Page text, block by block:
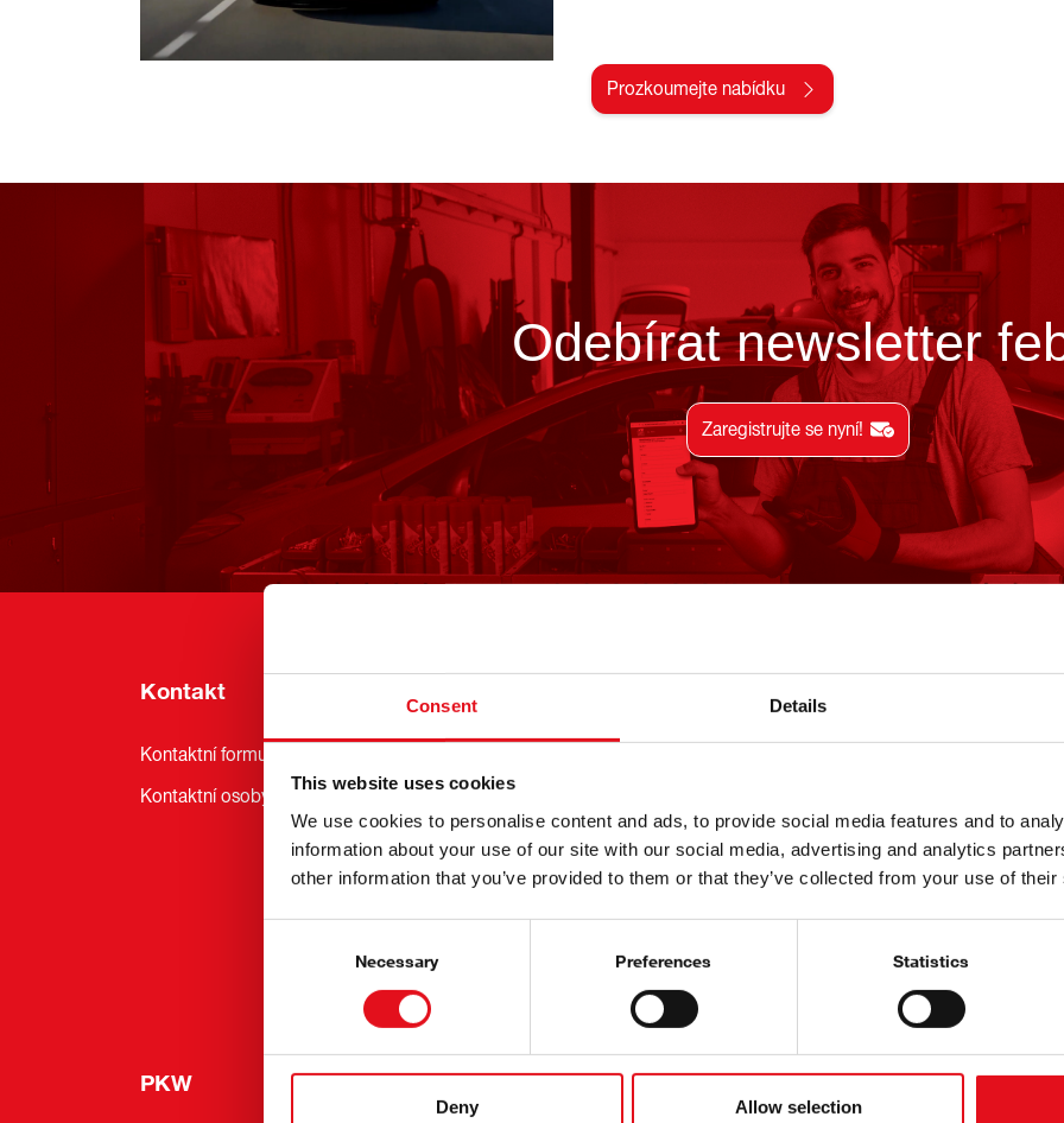
Consent Details
This website uses cookies
We use cookies to personalise content and ads, to provide social media features and to
information about your use of our site with our social media, advertising and analytics
other information that you’ve provided to them or that they’ve collected from your use of
Necessary Preferences Statistics
Deny Allow selection
Prozkoumejte nabídku
Odebírat newsletter
Zaregistrujte se nyní!
Kontakt
Kontaktní formulář
Kontaktní osoby
Přihlášení k newsletteru
Akce a veletrhy
Udržitelnost
Historie
PKW